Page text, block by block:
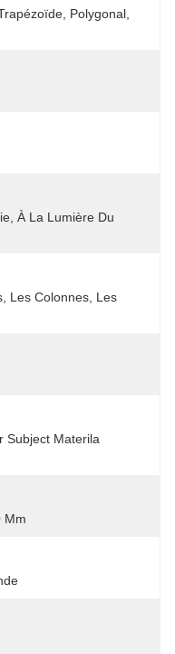
Polygonal,
À La Lumière Du
Les Colonnes, Les
Subject Materila
Mm